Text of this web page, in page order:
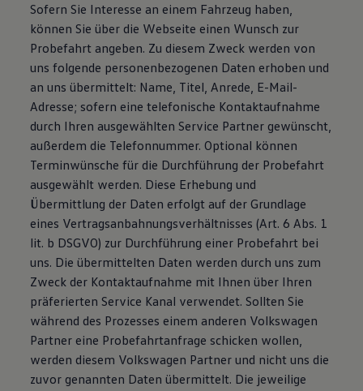
Sofern Sie Interesse an einem Fahrzeug haben,
können Sie über die Webseite einen Wunsch zur
Probefahrt angeben. Zu diesem Zweck werden von
uns folgende personenbezogenen Daten erhoben und
an uns übermittelt: Name, Titel, Anrede, E-Mail-
Adresse; sofern eine telefonische Kontaktaufnahme
durch Ihren ausgewählten Service Partner gewünscht,
außerdem die Telefonnummer. Optional können
Terminwünsche für die Durchführung der Probefahrt
ausgewählt werden. Diese Erhebung und
Übermittlung der Daten erfolgt auf der Grundlage
eines Vertragsanbahnungsverhältnisses (Art. 6 Abs. 1
lit. b DSGVO) zur Durchführung einer Probefahrt bei
uns. Die übermittelten Daten werden durch uns zum
Zweck der Kontaktaufnahme mit Ihnen über Ihren
präferierten Service Kanal verwendet. Sollten Sie
während des Prozesses einem anderen Volkswagen
Partner eine Probefahrtanfrage schicken wollen,
werden diesem Volkswagen Partner und nicht uns die
zuvor genannten Daten übermittelt. Die jeweilige